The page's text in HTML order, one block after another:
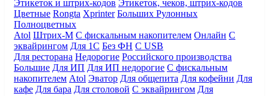
Этикеток и штрих-кодов Этикеток, чеков, штрих-кодов
Цветные Rongta Xprinter Больших Рулонных
Полноцветных
Atol Штрих-М С фискальным накопителем Онлайн С
эквайрингом Для 1С Без ФН С USB
Для ресторана Недорогие Российского производства
Большие Для ИП Для ИП недорогие С фискальным
накопителем Atol Эватор Для общепита Для кофейни Для
кафе Для бара Для столовой С эквайрингом Для